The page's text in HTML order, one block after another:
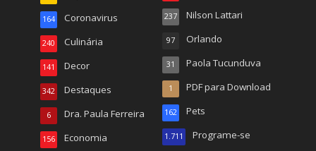
Coronavirus
164
Culinária
240
Decor
141
Destaques
342
Dra. Paula Ferreira
6
Economia
156
Nilson Lattari
237
Orlando
97
Paola Tucunduva
31
PDF para Download
1
Pets
162
Programe-se
1.711